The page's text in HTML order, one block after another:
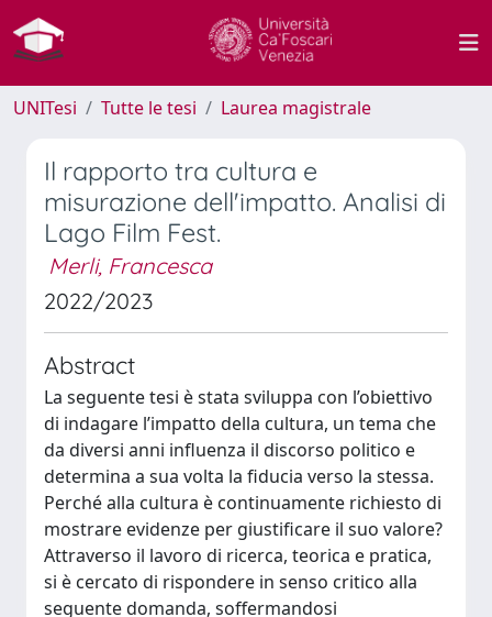
UNITesi Tutte le tesi Laurea magistrale
Il rapporto tra cultura e
misurazione dell'impatto. Analisi di
Lago Film Fest.
Merli, Francesca
2022/2023
Abstract
La seguente tesi è stata sviluppa con l’obiettivo
di indagare l’impatto della cultura, un tema che
da diversi anni influenza il discorso politico e
determina a sua volta la fiducia verso la stessa.
Perché alla cultura è continuamente richiesto di
mostrare evidenze per giustificare il suo valore?
Attraverso il lavoro di ricerca, teorica e pratica,
si è cercato di rispondere in senso critico alla
seguente domanda, soffermandosi